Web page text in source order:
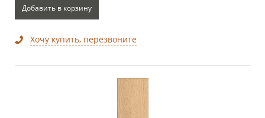
Добавить в корзину
Хочу купить, перезвоните